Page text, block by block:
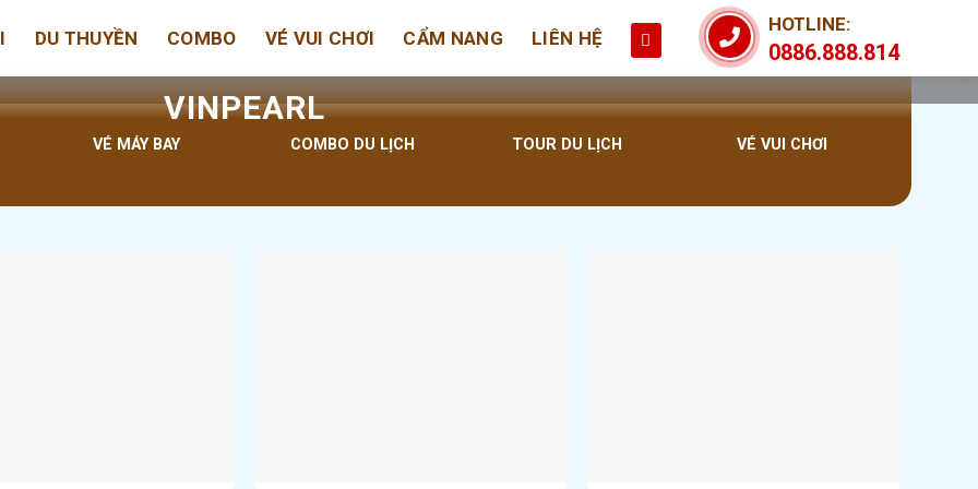
DU THUYỀN COMBO VÉ VUI CHƠI CẨM NANG LIÊN HỆ
HOTLINE:
0886.888.814
VINPEARL
VÉ MÁY BAY COMBO DU LỊCH TOUR DU LỊCH VÉ VUI CHƠI